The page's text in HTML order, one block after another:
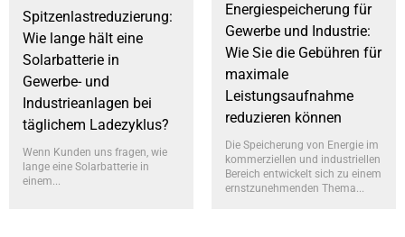
Spitzenlastreduzierung:
Wie lange hält eine
Solarbatterie in
Gewerbe- und
Industrieanlagen bei
täglichem Ladezyklus?
Wenn Kunden uns fragen, wie
lange eine Solarbatterie in
einem...
Energiespeicherung für
Gewerbe und Industrie:
Wie Sie die Gebühren für
maximale
Leistungsaufnahme
reduzieren können
Die Speicherung von Energie im
kommerziellen und industriellen
Bereich entwickelt sich zu einem
ernstzunehmenden Thema...